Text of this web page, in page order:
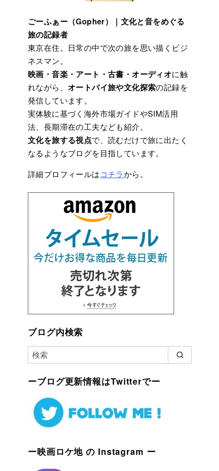
ごーふぁー（Gopher）｜文化と音をめぐる
旅の記録者
東京在住。日常の中で次の旅を思い描くビジ
ネスマン。
映画・音楽・アート・古書・オーディオに触
れながら、 オートバイ旅や文化探索の記録を
発信しています。
実体験に基づく海外市場ガイドやSIM活用
法、長期滞在の工夫なども紹介。
文化を旅する視点で、読むだけで旅に出たく
なるようなブログを目指しています。
詳細プロフィールはコチラから。
ブログ内検索
ーブログ更新情報はTwitterでー
ー映画ロケ地 の Instagram ー